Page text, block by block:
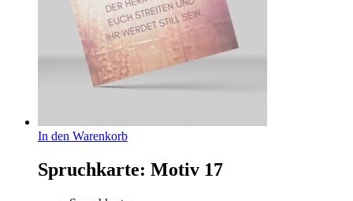
In den Warenkorb
Spruchkarte: Motiv 17